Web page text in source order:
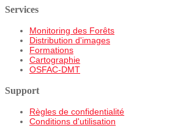
Services
Monitoring des Forêts
Distribution d'images
Formations
Cartographie
OSFAC-DMT
Support
Règles de confidentialité
Conditions d'utilisation